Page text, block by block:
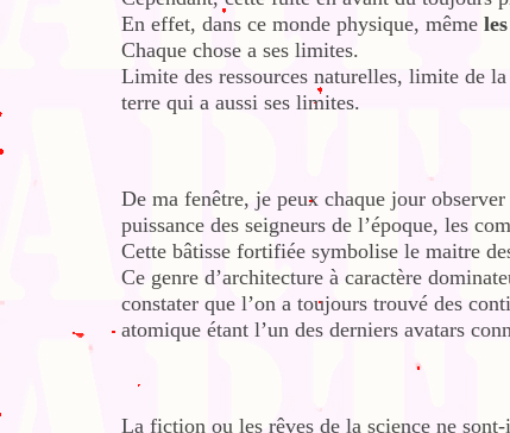
En effet, dans ce monde physique, même
Chaque chose a ses limites.
Limite des ressources naturelles, limite de
terre qui a aussi ses limites.
De ma fenêtre, je peux chaque jour
puissance des seigneurs de l’époque, les
Cette bâtisse fortifiée symbolise le maitre
Ce genre d’architecture à caractère
constater que l’on a toujours trouvé des
atomique étant l’un des derniers avatars
La fiction ou les rêves de la science ne